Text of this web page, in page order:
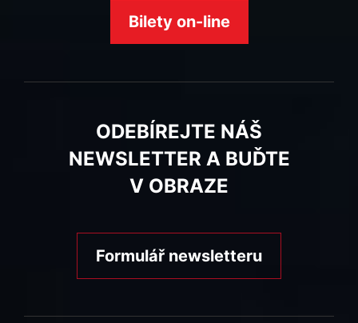
Bilety on-line
ODEBÍREJTE NÁŠ
NEWSLETTER A BUĎTE
V OBRAZE
Formulář newsletteru